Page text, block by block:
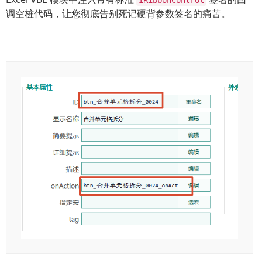
调空桩代码，让您彻底告别死记硬背参数签名的痛苦。